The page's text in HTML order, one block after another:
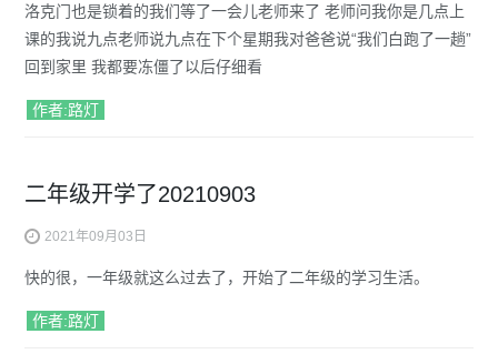
洛克门也是锁着的我们等了一会儿老师来了 老师问我你是几点上
课的我说九点老师说九点在下个星期我对爸爸说“我们白跑了一趟”
回到家里 我都要冻僵了以后仔细看
作者:路灯
二年级开学了20210903
2021年09月03日
快的很，一年级就这么过去了，开始了二年级的学习生活。
作者:路灯